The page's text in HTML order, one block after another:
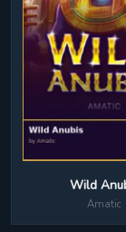
Wild
Amatic